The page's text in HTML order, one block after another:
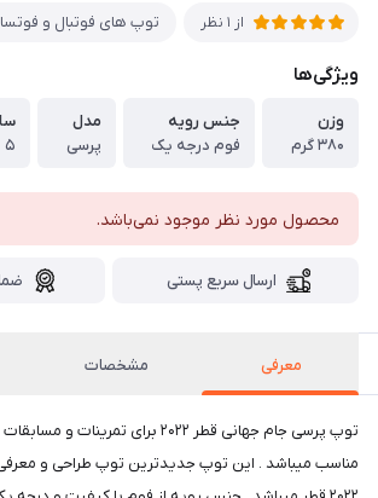
از 1 نظر توپ های فوتبال و
ویژگی‌ها
وزن
۳۸۰ گرم
جنس رویه
فوم درجه یک
مدل
پرسی
۵
محصول مورد نظر موجود نمی‌باشد.
ارسال سریع پستی
معرفی مشخصات
توپ پرسی جام جهانی قطر ۲۰۲۲ برای
مناسب میباشد . این توپ جدیدترین توپ طراحی و